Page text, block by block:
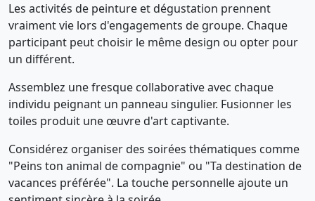
Les activités de peinture et dégustation prennent
vraiment vie lors d'engagements de groupe. Chaque
participant peut choisir le même design ou opter pour
un différent.
Assemblez une fresque collaborative avec chaque
individu peignant un panneau singulier. Fusionner les
toiles produit une œuvre d'art captivante.
Considérez organiser des soirées thématiques comme
"Peins ton animal de compagnie" ou "Ta destination de
vacances préférée". La touche personnelle ajoute un